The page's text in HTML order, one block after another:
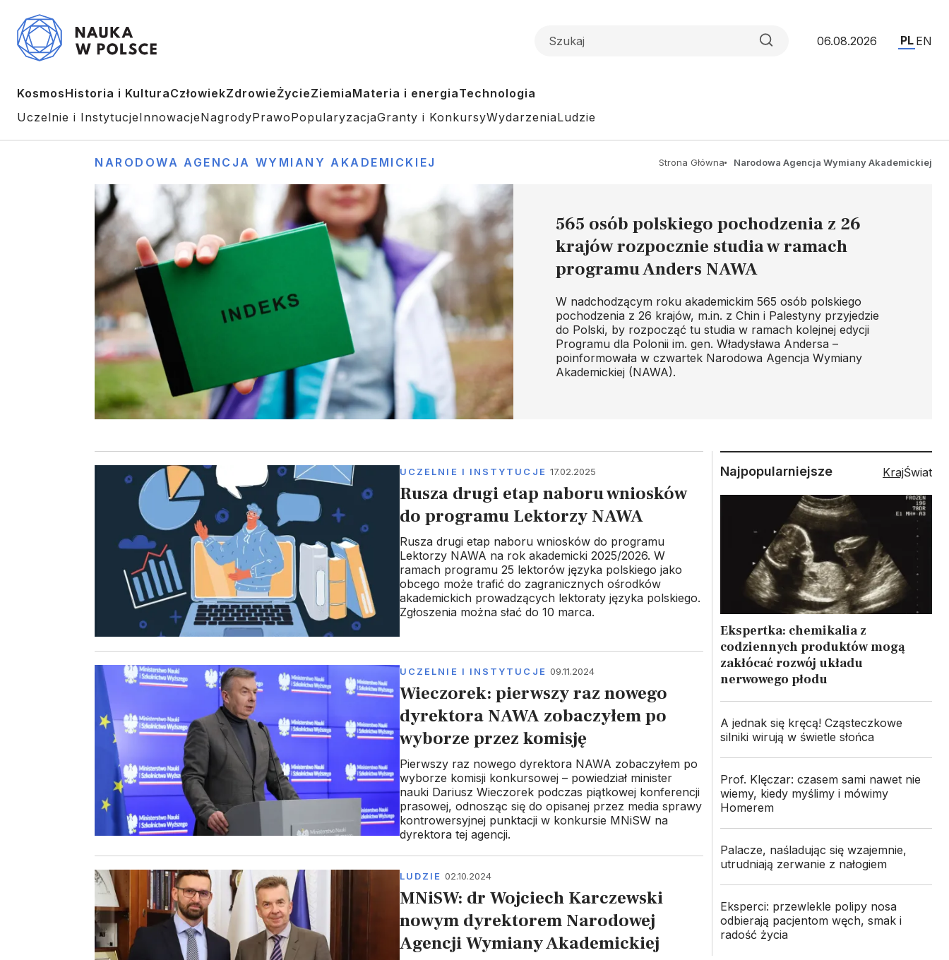
06.08.2026 PL EN
KosmosHistoria i KulturaCzłowiekZdrowieŻycieZiemiaMateria i energiaTechnologia
Uczelnie i InstytucjeInnowacjeNagrodyPrawoPopularyzacjaGranty i KonkursyWydarzeniaLudzie
NARODOWA AGENCJA WYMIANY AKADEMICKIEJ Strona Główna Narodowa Agencja Wymiany Akademickiej
565 osób polskiego pochodzenia z 26
krajów rozpocznie studia w ramach
programu Anders NAWA
W nadchodzącym roku akademickim 565 osób polskiego
pochodzenia z 26 krajów, m.in. z Chin i Palestyny przyjedzie
do Polski, by rozpocząć tu studia w ramach kolejnej edycji
Programu dla Polonii im. gen. Władysława Andersa –
poinformowała w czwartek Narodowa Agencja Wymiany
Akademickiej (NAWA).
UCZELNIE I INSTYTUCJE 17.02.2025
Rusza drugi etap naboru wniosków
do programu Lektorzy NAWA
Rusza drugi etap naboru wniosków do programu
Lektorzy NAWA na rok akademicki 2025/2026. W
ramach programu 25 lektorów języka polskiego jako
obcego może trafić do zagranicznych ośrodków
akademickich prowadzących lektoraty języka polskiego.
Zgłoszenia można słać do 10 marca.
UCZELNIE I INSTYTUCJE 09.11.2024
Wieczorek: pierwszy raz nowego
dyrektora NAWA zobaczyłem po
wyborze przez komisję
Pierwszy raz nowego dyrektora NAWA zobaczyłem po
wyborze komisji konkursowej – powiedział minister
nauki Dariusz Wieczorek podczas piątkowej konferencji
prasowej, odnosząc się do opisanej przez media sprawy
kontrowersyjnej punktacji w konkursie MNiSW na
dyrektora tej agencji.
LUDZIE 02.10.2024
MNiSW: dr Wojciech Karczewski
nowym dyrektorem Narodowej
Agencji Wymiany Akademickiej
Najpopularniejsze KrajŚwiat
Ekspertka: chemikalia z
codziennych produktów mogą
zakłócać rozwój układu
nerwowego płodu
A jednak się kręcą! Cząsteczkowe
silniki wirują w świetle słońca
Prof. Klęczar: czasem sami nawet nie
wiemy, kiedy myślimy i mówimy
Homerem
Palacze, naśladując się wzajemnie,
utrudniają zerwanie z nałogiem
Eksperci: przewlekle polipy nosa
odbierają pacjentom węch, smak i
radość życia